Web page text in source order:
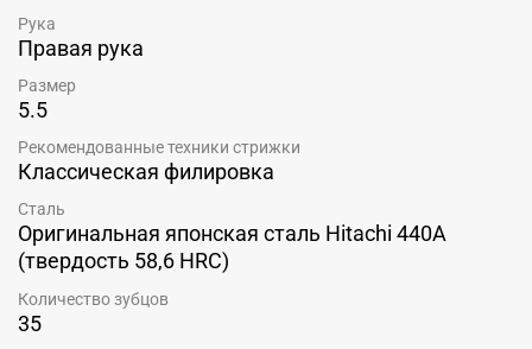
Рука
Правая рука
Размер
5.5
Рекомендованные техники стрижки
Классическая филировка
Сталь
Оригинальная японская сталь Hitachi 440A
(твердость 58,6 HRC)
Количество зубцов
35